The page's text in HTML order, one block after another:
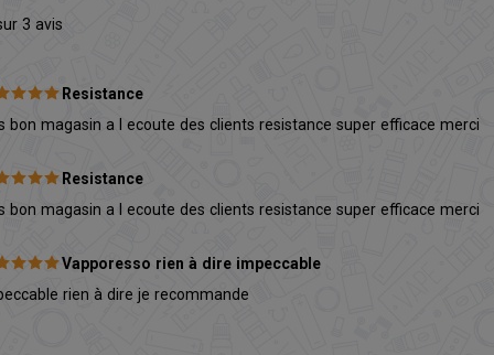
3 avis
Resistance
bon magasin a l ecoute des clients resistance super efficace merci
Resistance
bon magasin a l ecoute des clients resistance super efficace merci
Vapporesso rien à dire impeccable
rien à dire je recommande